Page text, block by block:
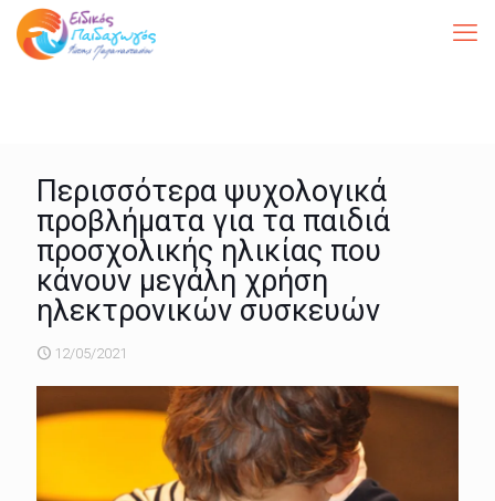
Περισσότερα ψυχολογικά
προβλήματα για τα παιδιά
προσχολικής ηλικίας που
κάνουν μεγάλη χρήση
ηλεκτρονικών συσκευών
12/05/2021